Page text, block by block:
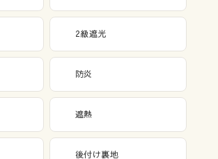
2級遮光
防炎
遮熱
後付け裏地